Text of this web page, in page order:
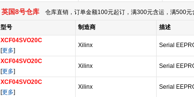
英国8号仓库 仓库直销，订单金额100元起订，满300元含运，满500
型号 制造商 描述
XCF04SVO20C
[更多]
Xilinx Serial
XCF04SVO20C
[更多]
Xilinx Serial
XCF04SVO20C
[更多]
Xilinx Serial